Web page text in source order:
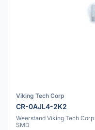
Viking Tech Corp
CR-0AJL4-2K2
Weerstand Viking Tech
SMD